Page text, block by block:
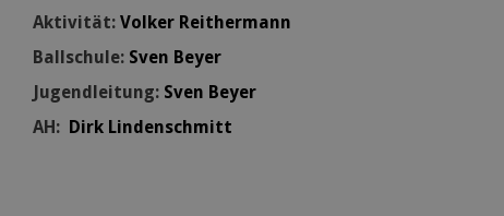
Aktivität:Volker Reithermann
Ballschule: Sven Beyer
Jugendleitung: Sven Beyer
AH: Dirk Lindenschmitt